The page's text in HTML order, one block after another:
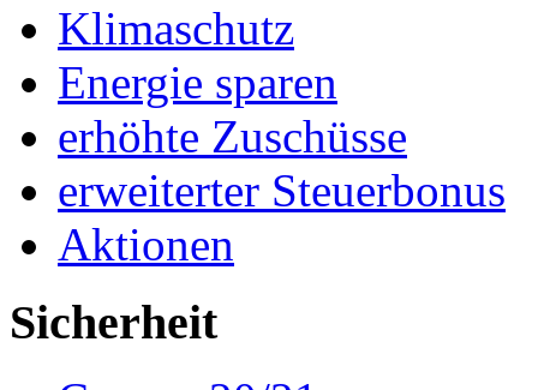
Klimaschutz
Energie sparen
erhöhte Zuschüsse
erweiterter Steuerbonus
Aktionen
Sicherheit